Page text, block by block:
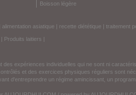
Boisson légère
alimentation asiatique | recette diététique | traitement
| Produits laitiers |
des expériences individuelles qui ne sont ni
et des exercices physiques réguliers sont
d'entreprendre un régime amincissant, un